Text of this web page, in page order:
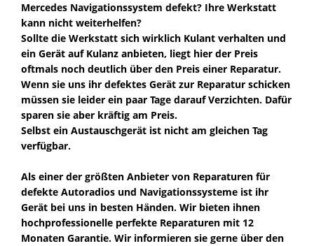
Mercedes Navigationssystem defekt? Ihre Werkstatt
kann nicht weiterhelfen?
Sollte die Werkstatt sich wirklich Kulant verhalten und
ein Gerät auf Kulanz anbieten, liegt hier der Preis
oftmals noch deutlich über den Preis einer Reparatur.
Wenn sie uns ihr defektes Gerät zur Reparatur schicken
müssen sie leider ein paar Tage darauf Verzichten. Dafür
sparen sie aber kräftig am Preis.
Selbst ein Austauschgerät ist nicht am gleichen Tag
verfügbar.
Als einer der größten Anbieter von Reparaturen für
defekte Autoradios und Navigationssysteme ist ihr
Gerät bei uns in besten Händen. Wir bieten ihnen
hochprofessionelle perfekte Reparaturen mit 12
Monaten Garantie. Wir informieren sie gerne über den